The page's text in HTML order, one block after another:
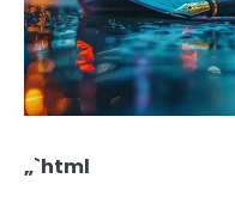
„`html